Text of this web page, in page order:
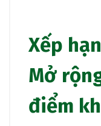
Xếp
Mở
điểm